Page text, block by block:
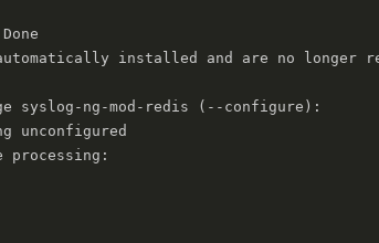
installed and are no longer
syslog-ng-mod-redis (--configure):
unconfigured
processing: